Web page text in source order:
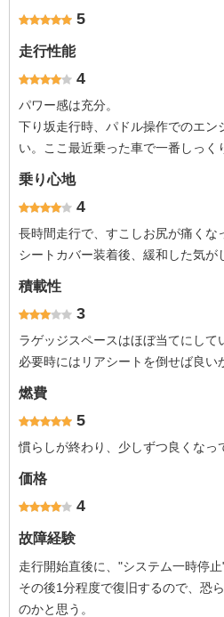
5
走行性能
4
パワー感は充分。
下り坂走行時、パドル操作でのエン
い。ここ最近乗った車で一番しっく
乗り心地
4
長時間走行で、すこしお尻が痛くな
シートカバー装着後、緩和した気が
積載性
3
ラゲッジスペースはほぼ当てにして
必要時にはリアシートを倒せば良い
燃費
5
慣らしが終わり、少しずつ良くなっ
価格
4
故障経験
走行開始直後に、"システム一時停止
その後1分程度で復旧するので、恐
のかと思う。